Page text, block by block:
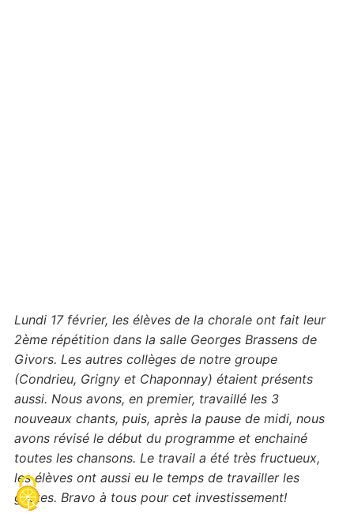
Lundi 17 février, les élèves de la chorale ont fait leur
2ème répétition dans la salle Georges Brassens de
Givors. Les autres collèges de notre groupe
(Condrieu, Grigny et Chaponnay) étaient présents
aussi. Nous avons, en premier, travaillé les 3
nouveaux chants, puis, après la pause de midi, nous
avons révisé le début du programme et enchainé
toutes les chansons. Le travail a été très fructueux,
les élèves ont aussi eu le temps de travailler les
gestes. Bravo à tous pour cet investissement!